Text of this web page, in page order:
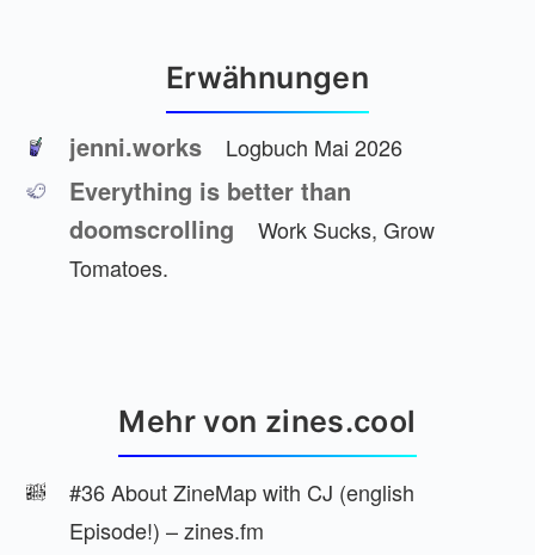
Erwähnungen
jenni.works Logbuch Mai 2026
Everything is better than
doomscrolling
Work Sucks, Grow
Tomatoes.
Mehr von zines.cool
#36 About ZineMap with CJ (english
Episode!) – zines.fm